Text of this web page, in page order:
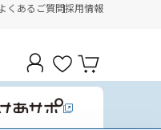
くあるご質問採用情報